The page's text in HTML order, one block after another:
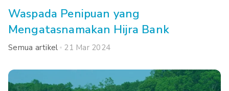
Waspada Penipuan yang
Mengatasnamakan Hijra Bank
Semua artikel 21 Mar 2024